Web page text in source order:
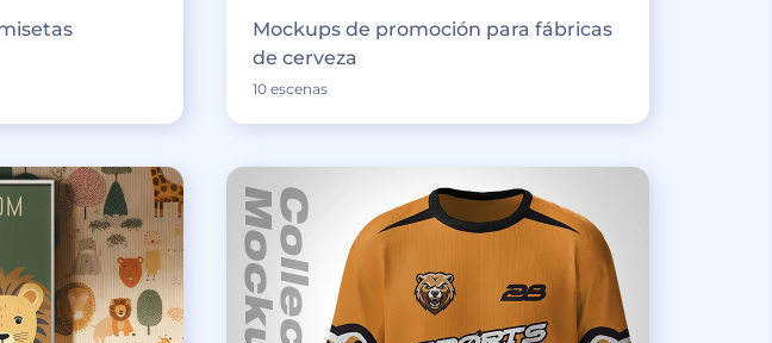
Mockups de promoción para fábricas
de cerveza
10 escenas